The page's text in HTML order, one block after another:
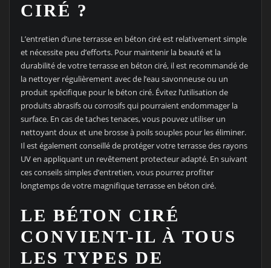
CIRÉ ?
L’entretien d’une terrasse en béton ciré est relativement simple
et nécessite peu d’efforts. Pour maintenir la beauté et la
durabilité de votre terrasse en béton ciré, il est recommandé de
la nettoyer régulièrement avec de l’eau savonneuse ou un
produit spécifique pour le béton ciré. Évitez l’utilisation de
produits abrasifs ou corrosifs qui pourraient endommager la
surface. En cas de taches tenaces, vous pouvez utiliser un
nettoyant doux et une brosse à poils souples pour les éliminer.
Il est également conseillé de protéger votre terrasse des rayons
UV en appliquant un revêtement protecteur adapté. En suivant
ces conseils simples d’entretien, vous pourrez profiter
longtemps de votre magnifique terrasse en béton ciré.
LE BÉTON CIRÉ
CONVIENT-IL À TOUS
LES TYPES DE